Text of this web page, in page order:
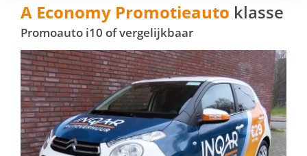
A Economy Promotieauto klasse
Promoauto i10 of vergelijkbaar